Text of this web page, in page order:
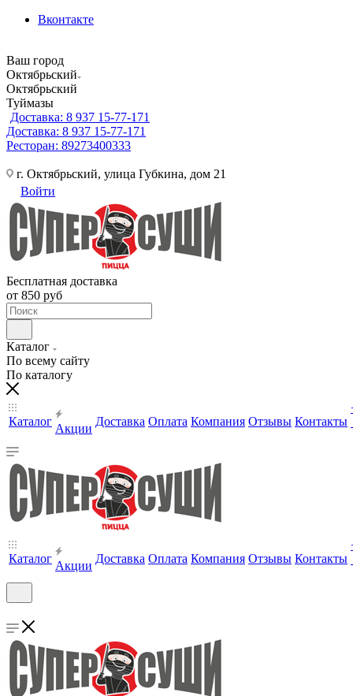
Вконтакте
Ваш город
Октябрьский
Октябрьский
Туймазы
Доставка: 8 937 15-77-171
Доставка: 8 937 15-77-171
Ресторан: 89273400333
г. Октябрьский, улица Губкина, дом 21
Войти
Бесплатная доставка
от 850 руб
Каталог
По всему сайту
По каталогу
Каталог
Акции
Доставка Оплата Компания Отзывы Контакты
Каталог
Акции
Доставка Оплата Компания Отзывы Контакты